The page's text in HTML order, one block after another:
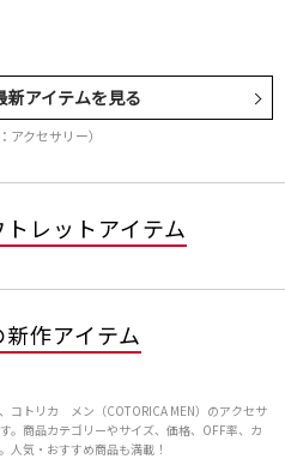
新アイテムを見る
アクセサリー）
レットアイテム
作アイテム
コトリカ メン（COTORICA MEN）のアクセサ
。商品カテゴリーやサイズ、価格、OFF率、カ
人気・おすすめ商品も満載！